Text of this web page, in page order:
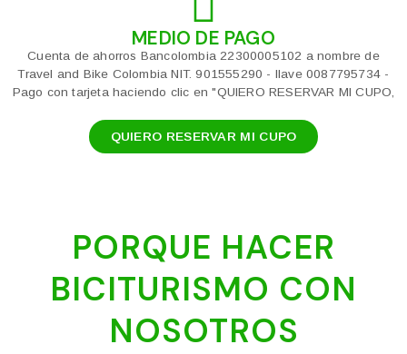
MEDIO DE PAGO
Cuenta de ahorros Bancolombia 22300005102 a nombre de
Travel and Bike Colombia NIT. 901555290 - llave 0087795734 -
Pago con tarjeta haciendo clic en "QUIERO RESERVAR MI CUPO,
QUIERO RESERVAR MI CUPO
PORQUE HACER
BICITURISMO CON
NOSOTROS